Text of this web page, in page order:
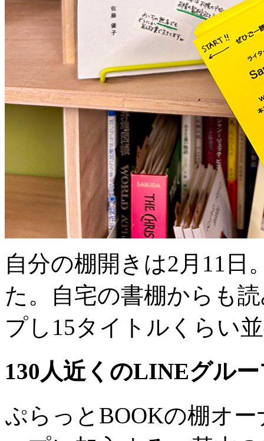
自分の棚開きは2月11日
た。自宅の書棚からも
プし15タイトルくらい
130人近くのLINEグル
ぷらっとBOOKの棚オ